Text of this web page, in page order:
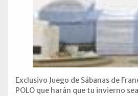
Exclusivo Juego de Sábanas de
POLO que harán que tu invierno